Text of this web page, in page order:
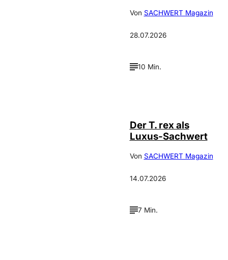
Von SACHWERT Magazin
28.07.2026
10 Min.
Der T. rex als
Luxus-Sachwert
Von SACHWERT Magazin
14.07.2026
7 Min.